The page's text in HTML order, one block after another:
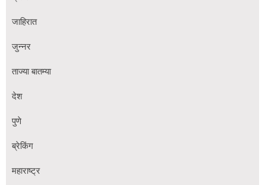
जाहिरात
जुन्नर
ताज्या बातम्या
देश
पुणे
ब्रेकिंग
महाराष्ट्र